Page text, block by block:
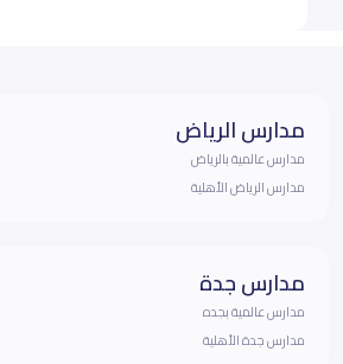
مدارس الرياض
مدارس عالمية بالرياض
مدارس الرياض الأهلية
مدارس جدة
مدارس عالمية بجده
مدارس جدة الأهلية